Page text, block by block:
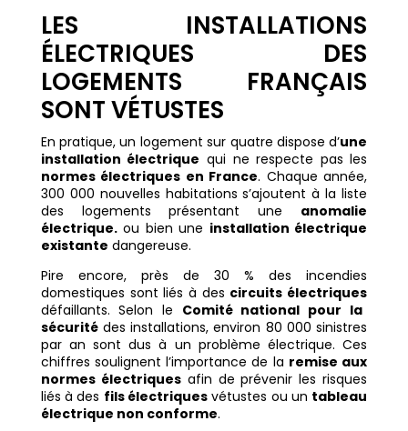
LES INSTALLATIONS
ÉLECTRIQUES DES
LOGEMENTS FRANÇAIS
SONT VÉTUSTES
En pratique, un logement sur quatre dispose d’une
installation électrique qui ne respecte pas les
normes électriques en France. Chaque année,
300 000 nouvelles habitations s’ajoutent à la liste
des logements présentant une anomalie
électrique.ou bien une installation électrique
existante dangereuse.
Pire encore, près de 30 % des incendies
domestiques sont liés à des circuits électriques
défaillants. Selon le Comité national pour la
sécuritédes installations, environ 80 000 sinistres
par an sont dus à un problème électrique. Ces
chiffres soulignent l’importance de la remise aux
normes électriquesafin de prévenir les risques
liés à des fils électriques vétustes ou un tableau
électrique non conforme.